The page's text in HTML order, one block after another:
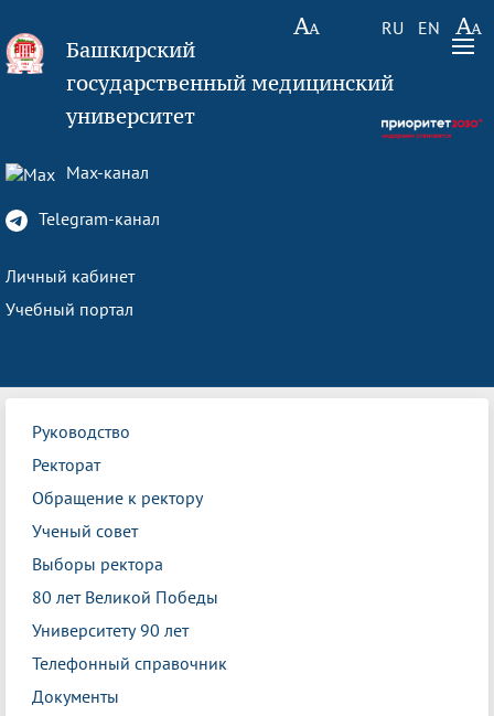
RU EN
Башкирский
государственный медицинский
университет
Max-канал
Telegram-канал
Личный кабинет
Учебный портал
Руководство
Ректорат
Обращение к ректору
Ученый совет
Выборы ректора
80 лет Великой Победы
Университету 90 лет
Телефонный справочник
Документы